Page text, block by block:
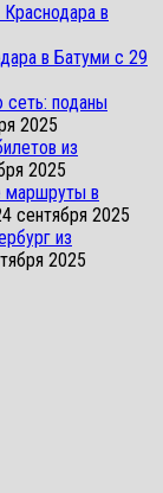
в
в Батуми с 29
поданы
2025
из
2025
маршруты в
сентября 2025
из
2025